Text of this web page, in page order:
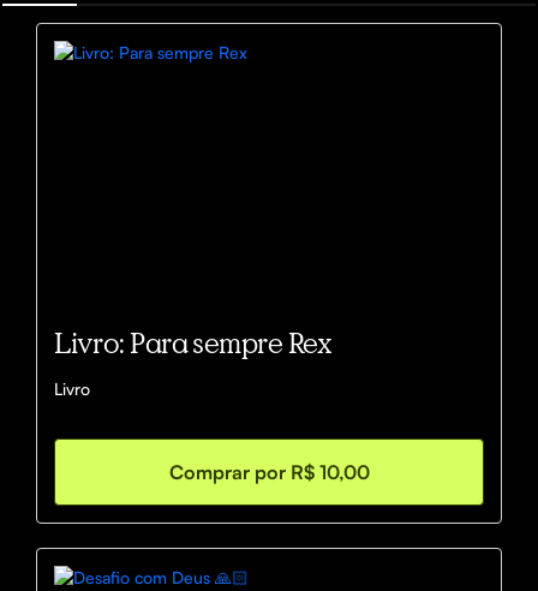
Livro: Para sempre Rex
Livro
Comprar por R$ 10,00